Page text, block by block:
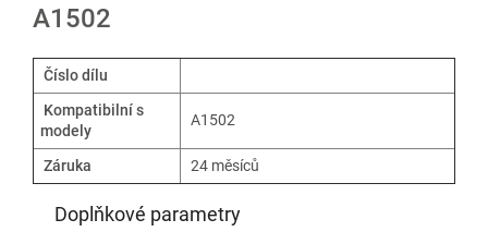
A1502
Číslo dílu
Kompatibilní s
modely
A1502
Záruka 24 měsíců
Doplňkové parametry